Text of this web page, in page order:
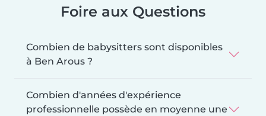
Foire aux Questions
Combien de babysitters sont disponibles
à Ben Arous ?
Combien d'années d'expérience
professionnelle possède en moyenne une